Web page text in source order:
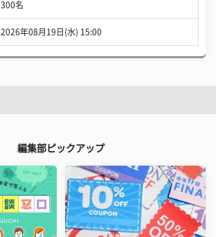
300名
2026年08月19日(水) 15:00
編集部ピックアップ